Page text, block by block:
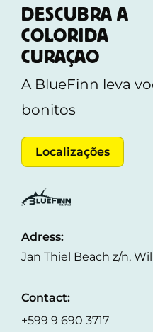
DESCUBRA A
COLORIDA
CURAÇAO
A BlueFinn leva
bonitos
Localizações
Adress:
Jan Thiel Beach z/n,
Contact:
+599 9 690 3717